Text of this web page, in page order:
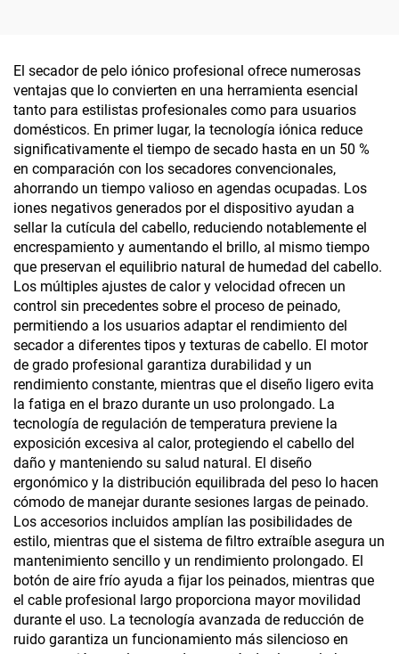
El secador de pelo iónico profesional ofrece numerosas
ventajas que lo convierten en una herramienta esencial
tanto para estilistas profesionales como para usuarios
domésticos. En primer lugar, la tecnología iónica reduce
significativamente el tiempo de secado hasta en un 50 %
en comparación con los secadores convencionales,
ahorrando un tiempo valioso en agendas ocupadas. Los
iones negativos generados por el dispositivo ayudan a
sellar la cutícula del cabello, reduciendo notablemente el
encrespamiento y aumentando el brillo, al mismo tiempo
que preservan el equilibrio natural de humedad del cabello.
Los múltiples ajustes de calor y velocidad ofrecen un
control sin precedentes sobre el proceso de peinado,
permitiendo a los usuarios adaptar el rendimiento del
secador a diferentes tipos y texturas de cabello. El motor
de grado profesional garantiza durabilidad y un
rendimiento constante, mientras que el diseño ligero evita
la fatiga en el brazo durante un uso prolongado. La
tecnología de regulación de temperatura previene la
exposición excesiva al calor, protegiendo el cabello del
daño y manteniendo su salud natural. El diseño
ergonómico y la distribución equilibrada del peso lo hacen
cómodo de manejar durante sesiones largas de peinado.
Los accesorios incluidos amplían las posibilidades de
estilo, mientras que el sistema de filtro extraíble asegura un
mantenimiento sencillo y un rendimiento prolongado. El
botón de aire frío ayuda a fijar los peinados, mientras que
el cable profesional largo proporciona mayor movilidad
durante el uso. La tecnología avanzada de reducción de
ruido garantiza un funcionamiento más silencioso en